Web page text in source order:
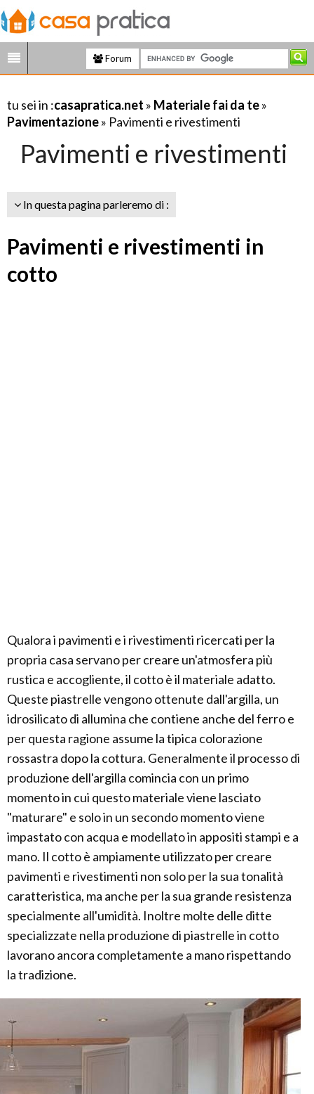
Forum
tu sei in :casapratica.net » Materiale fai da te»
Pavimentazione» Pavimenti e rivestimenti
Pavimenti e rivestimenti
In questa pagina parleremo di :
Pavimenti e rivestimenti in
cotto
Qualora i pavimenti e i rivestimenti ricercati per la
propria casa servano per creare un'atmosfera più
rustica e accogliente, il cotto è il materiale adatto.
Queste piastrelle vengono ottenute dall'argilla, un
idrosilicato di allumina che contiene anche del ferro e
per questa ragione assume la tipica colorazione
rossastra dopo la cottura. Generalmente il processo di
produzione dell'argilla comincia con un primo
momento in cui questo materiale viene lasciato
"maturare" e solo in un secondo momento viene
impastato con acqua e modellato in appositi stampi e a
mano. Il cotto è ampiamente utilizzato per creare
pavimenti e rivestimenti non solo per la sua tonalità
caratteristica, ma anche per la sua grande resistenza
specialmente all'umidità. Inoltre molte delle ditte
specializzate nella produzione di piastrelle in cotto
lavorano ancora completamente a mano rispettando
la tradizione.